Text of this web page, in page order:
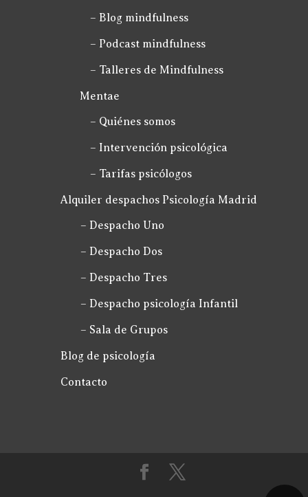
– Blog mindfulness
– Podcast mindfulness
– Talleres de Mindfulness
Mentae
– Quiénes somos
– Intervención psicológica
– Tarifas psicólogos
Alquiler despachos Psicología Madrid
– Despacho Uno
– Despacho Dos
– Despacho Tres
– Despacho psicología Infantil
– Sala de Grupos
Blog de psicología
Contacto